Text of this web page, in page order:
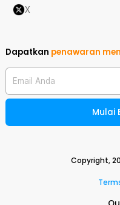
X
Dapatkan penawaran
Email Anda
Mulai
Copyright,